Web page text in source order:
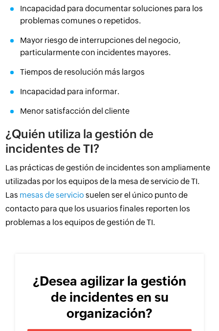
Incapacidad para documentar soluciones para los
problemas comunes o repetidos.
Mayor riesgo de interrupciones del negocio,
particularmente con incidentes mayores.
Tiempos de resolución más largos
Incapacidad para informar.
Menor satisfacción del cliente
¿Quién utiliza la gestión de
incidentes de TI?
Las prácticas de gestión de incidentes son ampliamente
utilizadas por los equipos de la mesa de servicio de TI.
Las mesas de servicio suelen ser el único punto de
contacto para que los usuarios finales reporten los
problemas a los equipos de gestión de TI.
¿Desea agilizar la gestión
de incidentes en su
organización?